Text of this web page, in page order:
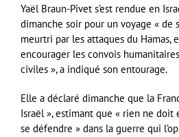
Yaël Braun-Pivet s’est rendue en
dimanche soir pour un voyage « de
meurtri par les attaques du Hamas,
encourager les convois
civiles », a indiqué son entourage.
Elle a déclaré dimanche que la
Israël », estimant que « rien ne doit
se défendre » dans la guerre qui